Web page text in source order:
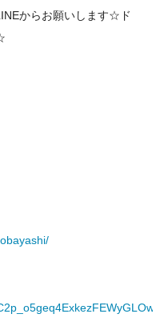
からお願いします☆ド